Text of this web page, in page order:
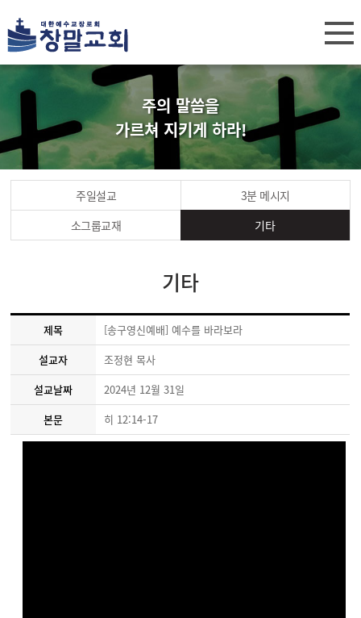
주의 말씀을
가르쳐 지키게 하라!
주일설교
3분 메시지
소그룹교재
기타
기타
제목
[송구영신예배] 예수를 바라보라
설교자
조정현 목사
설교날짜
2024년 12월 31일
본문
히 12:14-17